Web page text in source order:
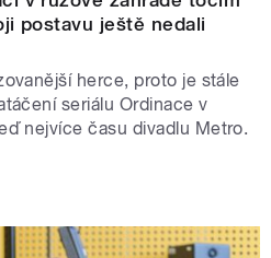
postavu ještě nedali
herce, proto je stále
seriálu Ordinace v
nejvíce času divadlu Metro.